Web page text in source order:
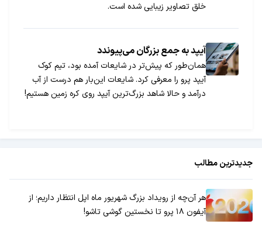
خلق تصاویر زیبایی شده است.
آیپد به جمع بزرگان می‌پیوندد
همان‌طور که پیش‌تر در شایعات آمده بود، تیم کوک
آیپد پرو را معرفی کرد. شایعات این‌بار هم درست از آب
درآمد و حالا شاهد بزرگ‌ترین آیپد روی کره زمین هستیم!
جدیدترین مطالب
هر آن‌چه از رویداد بزرگ شهریور ماه اپل انتظار داریم؛ از
آیفون ۱۸ پرو تا نخستین گوشی تاشو!